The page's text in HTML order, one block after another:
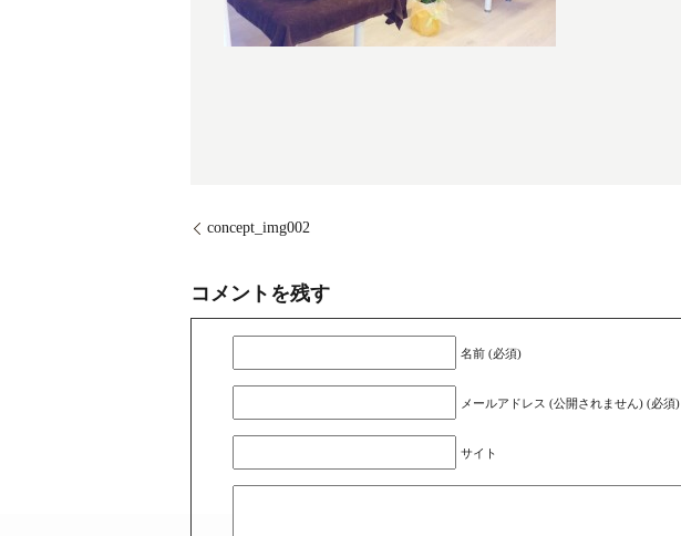
concept_img002
コメントを残す
名前 (必須)
メールアドレス (公開されません) (必須)
サイト